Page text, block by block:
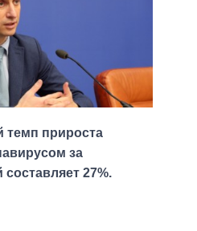
темп прироста
за
27%.